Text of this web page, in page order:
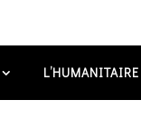
L’HUMANITAIRE